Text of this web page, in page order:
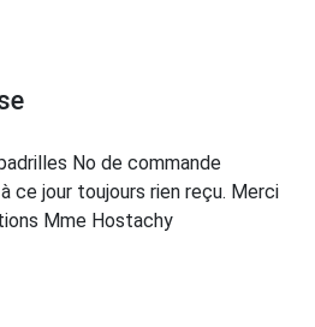
ce jour toujours rien reçu. Merci
Mme Hostachy